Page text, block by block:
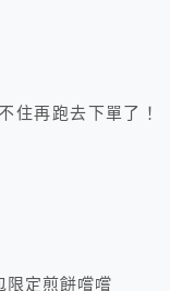
住再跑去下單了！
限定煎餅嚐嚐